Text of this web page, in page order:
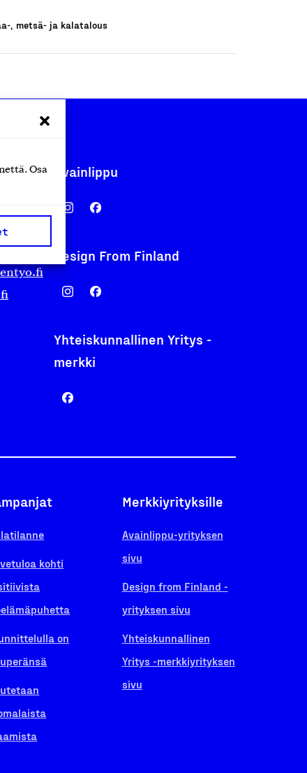
Osa
, metsä- ja kalatalous
Avainlippu
Design From Finland
Yhteiskunnallinen Yritys -
merkki
kohti
on
Merkkiyrityksille
Avainlippu-yrityksen
sivu
Design from Finland -
yrityksen sivu
Yhteiskunnallinen
Yritys -merkkiyrityksen
sivu